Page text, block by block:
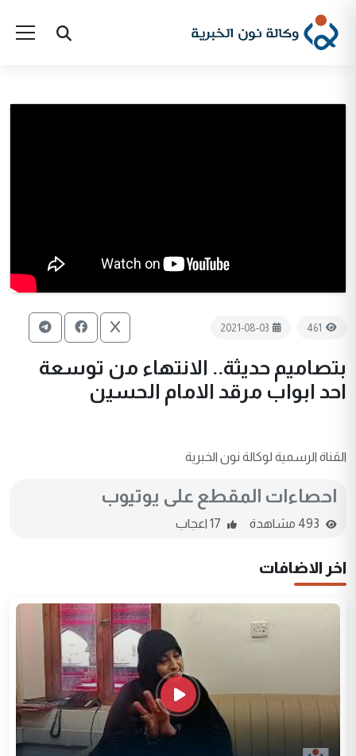
461
2021-08-03
بتصاميم حديثة.. الانتهاء من توسعة
احد ابواب مرقد الامام الحسين
القناة الرسمية لوكالة نون الخبرية
احصاءات المقطع على يوتيوب
اخر الاضافات